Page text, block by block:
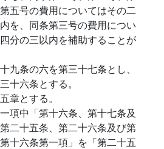
五号の費用についてはその二
を、同条第三号の費用につい
分の三以内を補助することが
九条の六を第三十七条とし、
十六条とする。
章とする。
項中「第十六条、第十七条及
二十五条、第二十六条及び第
十六条第一項」を「第二十五